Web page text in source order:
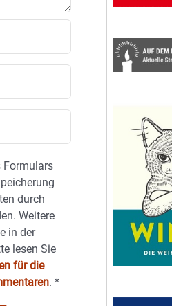
Formulars
durch
Weitere
in der
lesen Sie
für die
.*